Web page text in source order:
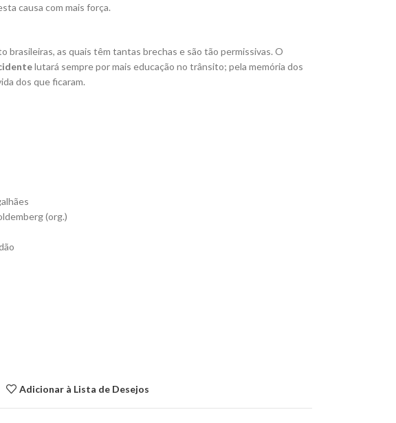
causa com mais força.
brasileiras, as quais têm tantas brechas e são tão permissivas. O
lutará sempre por mais educação no trânsito; pela memória dos
dos que ficaram.
(org.)
Adicionar à Lista de Desejos